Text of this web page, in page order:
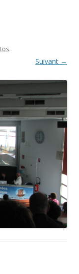
.
Suivant →